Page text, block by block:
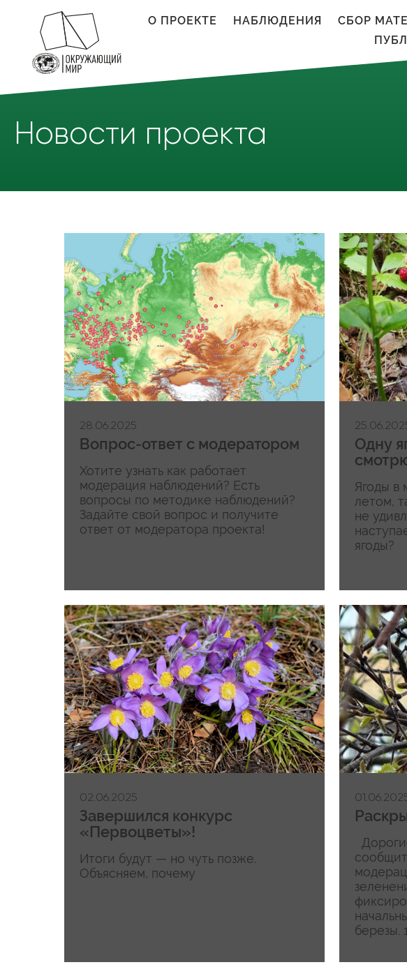
О ПРОЕКТЕ НАБЛЮДЕНИЯ CБОР
Новости проекта
28.06.2025
Вопрос-ответ с модератором
Хотите узнать как работает
модерация наблюдений? Есть
вопросы по методике наблюдений?
Задайте свой вопрос и получите
ответ от модератора проекта!
Одну
Ягоды в
летом,
не
ягоды?
02.06.2025
Завершился конкурс
«Первоцветы»!
Итоги будут — но чуть позже.
Объясняем, почему
березы.